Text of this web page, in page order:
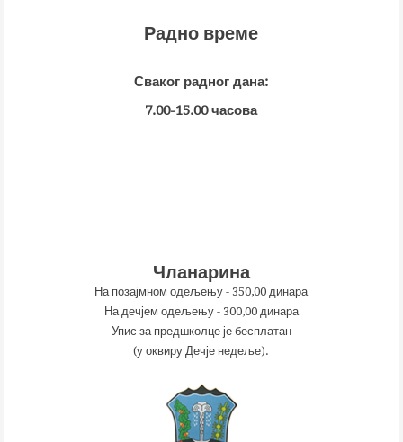
Радно време
Сваког радног дана:
7.00-15.00 часова
Чланарина
На позајмном одељењу - 350,00 динара
На дечјем одељењу - 300,00 динара
Упис за предшколце је бесплатан
(у оквиру Дечје недеље).